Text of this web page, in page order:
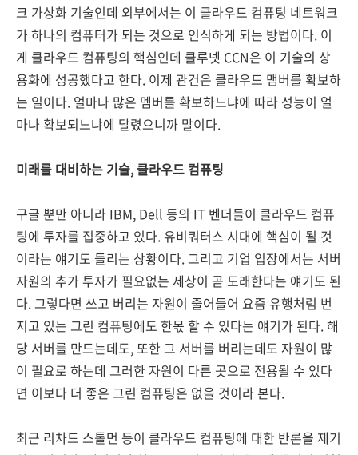
크 가상화 기술인데 외부에서는 이 클라우드 컴퓨팅 네트워크
가 하나의 컴퓨터가 되는 것으로 인식하게 되는 방법이다. 이
게 클라우드 컴퓨팅의 핵심인데 클루넷 CCN은 이 기술의 상
용화에 성공했다고 한다. 이제 관건은 클라우드 맴버를 확보하
는 일이다. 얼마나 많은 멤버를 확보하느냐에 따라 성능이 얼
마나 확보되느냐에 달렸으니까 말이다.
미래를 대비하는 기술, 클라우드 컴퓨팅
구글 뿐만 아니라 IBM, Dell 등의 IT 벤더들이 클라우드 컴퓨
팅에 투자를 집중하고 있다. 유비쿼터스 시대에 핵심이 될 것
이라는 얘기도 들리는 상황이다. 그리고 기업 입장에서는 서버
자원의 추가 투자가 필요없는 세상이 곧 도래한다는 얘기도 된
다. 그렇다면 쓰고 버리는 자원이 줄어들어 요즘 유행처럼 번
지고 있는 그린 컴퓨팅에도 한몫 할 수 있다는 얘기가 된다. 해
당 서버를 만드는데도, 또한 그 서버를 버리는데도 자원이 많
이 필요로 하는데 그러한 자원이 다른 곳으로 전용될 수 있다
면 이보다 더 좋은 그린 컴퓨팅은 없을 것이라 본다.
최근 리차드 스톨먼 등이 클라우드 컴퓨팅에 대한 반론을 제기